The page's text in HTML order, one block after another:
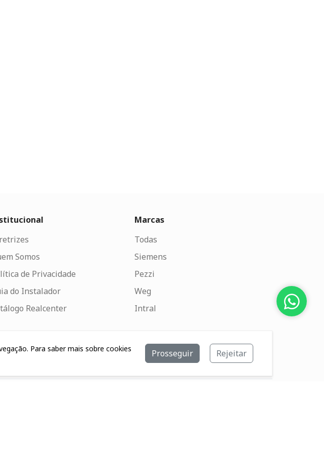
Somos
de Privacidade
do Instalador
Realcenter
Marcas
Todas
Siemens
Pezzi
Weg
Intral
Para saber mais sobre cookies
Prosseguir Rejeitar